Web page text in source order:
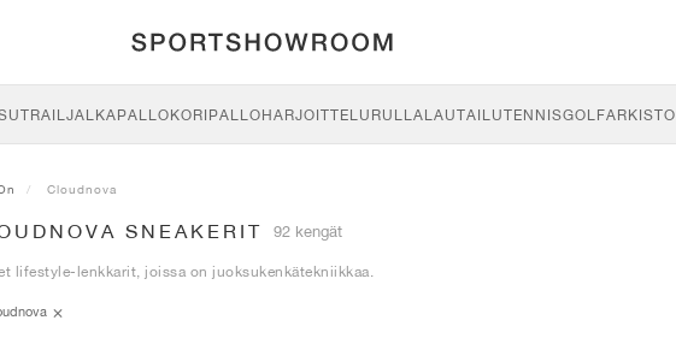
TRAILJALKAPALLOKORIPALLOHARJOITTELU RULLALAUTAILUTENNISGOLFARKISTO
Cloudnova
SNEAKERIT 92 kengät
lifestyle-lenkkarit, joissa on juoksukenkätekniikkaa.